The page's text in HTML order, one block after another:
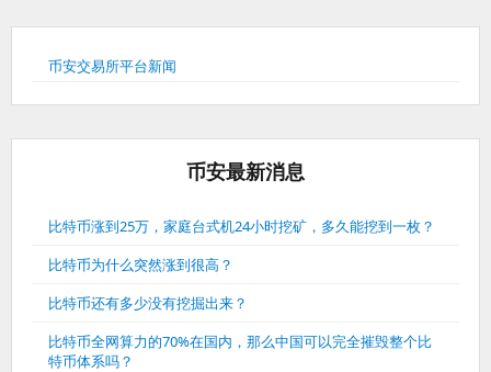
币安交易所平台新闻
币安最新消息
比特币涨到25万，家庭台式机24小时挖矿，多久能挖到一枚？
比特币为什么突然涨到很高？
比特币还有多少没有挖掘出来？
比特币全网算力的70%在国内，那么中国可以完全摧毁整个比
特币体系吗？